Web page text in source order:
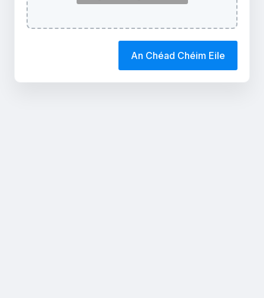
An Chéad Chéim Eile